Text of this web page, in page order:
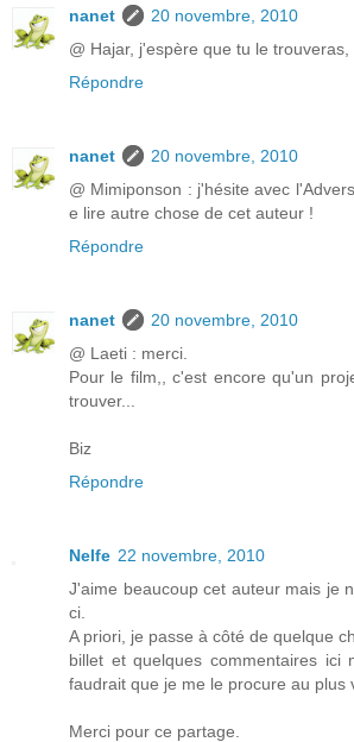
nanet
20 novembre, 2010
@ Hajar, j'espère que tu le trouveras,
Répondre
nanet
20 novembre, 2010
@ Mimiponson : j'hésite avec
e lire autre chose de cet auteur !
Répondre
nanet
20 novembre, 2010
@ Laeti : merci.
Pour le film,, c'est encore qu'un
trouver...
Biz
Répondre
Nelfe 22 novembre, 2010
J'aime beaucoup cet auteur mais je
ci.
A priori, je passe à côté de quelque
billet et quelques commentaires ici
faudrait que je me le procure au plus
Merci pour ce partage.